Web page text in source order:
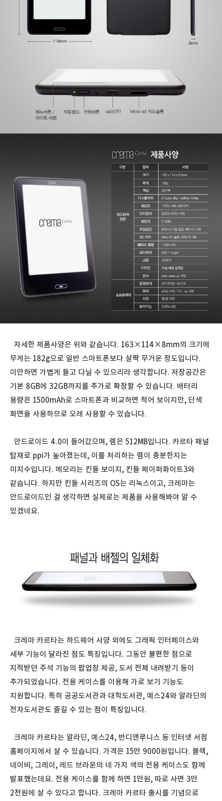
자세한 제품사양은 위와 같습니다. 163×114×8mm의 크기에
무게는 182g으로 일반 스마트폰보다 살짝 무거운 정도입니다.
이만하면 가볍게 들고 다닐 수 있으리라 생각합니다. 저장공간은
기본 8GB에 32GB까지를 추가로 확장할 수 있습니다. 배터리
용량은 1500mAh로 스마트폰과 비교하면 적어 보이지만, 단색
화면을 사용하므로 오래 사용할 수 있습니다.
안드로이드 4.0이 들어갔으며, 램은 512MB입니다. 카르타 패널
탑재로 ppi가 높아졌는데, 이를 처리하는 램이 충분한지는
미지수입니다. 메모리는 킨들 보이지, 킨들 페이퍼화이트3와
같습니다. 하지만 킨들 시리즈의 OS는 리눅스이고, 크레마는
안드로이드인 걸 생각하면 실제로는 제품을 사용해봐야 알 수
있겠네요.
크레마 카르타는 하드웨어 사양 외에도 그래픽 인터페이스와
세부 기능이 달라진 점도 특징입니다. 그동안 불편한 점으로
지적받던 주석 기능의 팝업창 제공, 도서 전체 내려받기 등이
추가되었습니다. 전용 케이스를 이용해 가로 보기 기능도
지원합니다. 특히 공공도서관과 대학도서관, 예스24와 알라딘의
전자도서관도 즐길 수 있는 점이 특징입니다.
크레마 카르타는 알라딘, 예스24, 반디앤루니스 등 인터넷 서점
홈페이지에서 살 수 있습니다. 가격은 15만 9000원입니다. 블랙,
네이비, 그레이, 레드 브라운의 네 가지 색의 전용 케이스도 함께
발표했는데요. 전용 케이스를 함께 하면 1만원, 따로 사면 3만
2천원에 살 수 있다고 합니다. 크레마 카르타 출시를 기념으로